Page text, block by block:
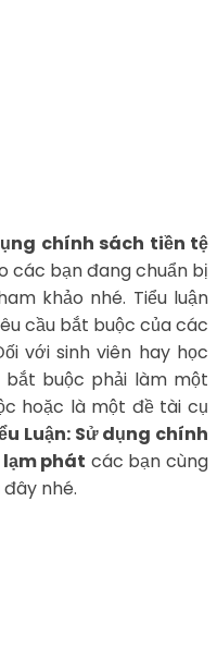
chính sách tiền tệ
các bạn đang chuẩn bị
khảo nhé. Tiểu luận
cầu bắt buộc của các
với sinh viên hay học
buộc phải làm một
hoặc là một đề tài cụ
Luận: Sử dụng chính
phát các bạn cùng
nhé.